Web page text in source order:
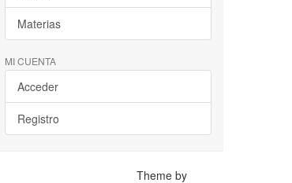
Materias
MI CUENTA
Acceder
Registro
Theme by